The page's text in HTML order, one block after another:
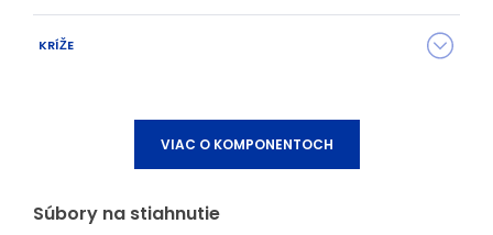
KRÍŽE
VIAC O KOMPONENTOCH
Súbory na stiahnutie